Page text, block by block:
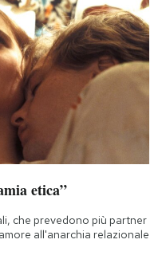
etica”
che prevedono più partner
all'anarchia relazionale